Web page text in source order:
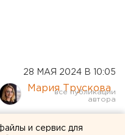
28 МАЯ 2024 В 10:05
Мария Трускова
доступ по
и сервис для